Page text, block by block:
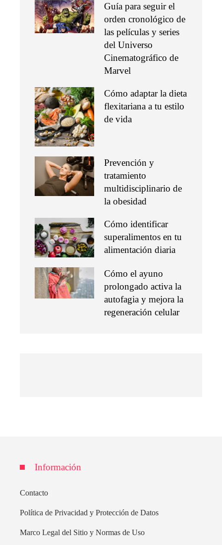
Guía para seguir el
orden cronológico de
las películas y series
del Universo
Cinematográfico de
Marvel
Cómo adaptar la dieta
flexitariana a tu estilo
de vida
Prevención y
tratamiento
multidisciplinario de
la obesidad
Cómo identificar
superalimentos en tu
alimentación diaria
Cómo el ayuno
prolongado activa la
autofagia y mejora la
regeneración celular
Información
Contacto
Política de Privacidad y Protección de Datos
Marco Legal del Sitio y Normas de Uso